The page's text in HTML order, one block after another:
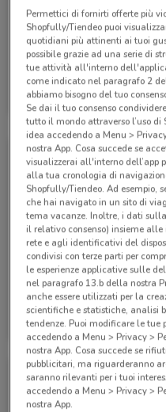
Alpitour
Scade il 31/01
Alpitour
Scade il 31/10 122 m
Permettici di fornirti offerte più
Shopfully/Tiendeo puoi
quotidiani più attinenti ai tuoi
possibile grazie ad una serie di
tue attività all'interno
come indicato nel paragrafo 2
abbiamo bisogno del tuo
Se dai il tuo consenso
tutto il mondo attraverso l’uso di
idea accedendo a Menu >
nostra App. Cosa succede se
visualizzerai all'interno dell’app
alla tua cronologia di
Shopfully/Tiendeo. Ad esempio,
che hai navigato in un sito di
tema vacanze. Inoltre, i dati
il relativo consenso) insieme
rete e agli identificativi del
condivisi con terze parti per
le esperienze applicative sulle
nel paragrafo 13.b della nostra
anche essere utilizzati per la
scientifiche e statistiche, analisi
tendenze. Puoi modificare le tue
accedendo a Menu > Privacy >
nostra App. Cosa succede se
pubblicitari, ma riguarderanno
saranno rilevanti per i tuoi
accedendo a Menu > Privacy >
nostra App.